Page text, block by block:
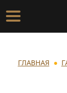
Перейти к
Строка
ГЛАВНАЯ